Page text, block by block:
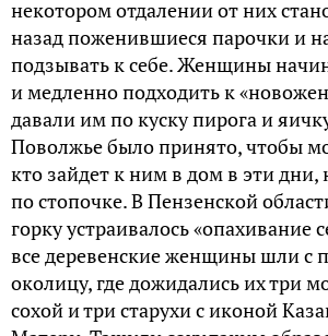
некотором отдалении от них
назад поженившиеся парочки и
подзывать к себе. Женщины
и медленно подходить к
давали им по куску пирога и
Поволжье было принято, чтобы
кто зайдет к ним в дом в эти
по стопочке. В Пензенской
горку устраивалось «опахивание
все деревенские женщины шли с
околицу, где дожидались их три
сохой и три старухи с иконой